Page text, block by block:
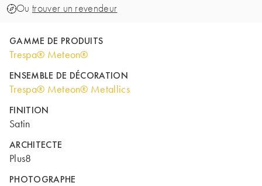
Ou trouver un revendeur
GAMME DE PRODUITS
Trespa® Meteon®
ENSEMBLE DE DÉCORATION
Trespa® Meteon® Metallics
FINITION
Satin
ARCHITECTE
Plus8
PHOTOGRAPHE